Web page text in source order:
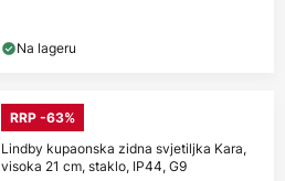
Na lageru
RRP -63%
Lindby kupaonska zidna svjetiljka Kara,
visoka 21 cm, staklo, IP44, G9